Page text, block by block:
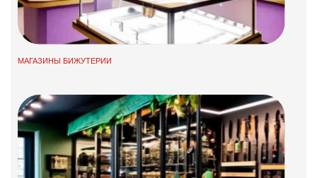
МАГАЗИНЫ БИЖУТЕРИИ